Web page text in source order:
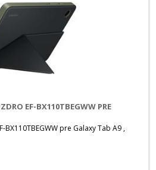
EF-BX110TBEGWW PRE
pre Galaxy Tab A9 ,